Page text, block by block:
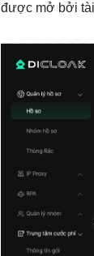
được mở bởi